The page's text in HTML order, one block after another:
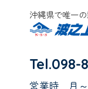
沖縄県で唯一
Tel.098-
営業時 月